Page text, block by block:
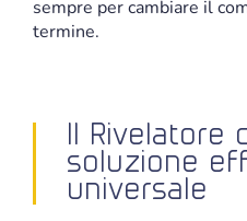
sempre per cambiare il
termine.
Il Rivelatore
soluzione
universale